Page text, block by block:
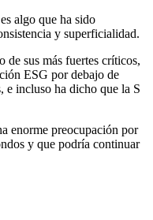
algo que ha sido
y superficialidad.
sus más fuertes críticos,
ESG por debajo de
incluso ha dicho que la S
enorme preocupación por
y que podría continuar